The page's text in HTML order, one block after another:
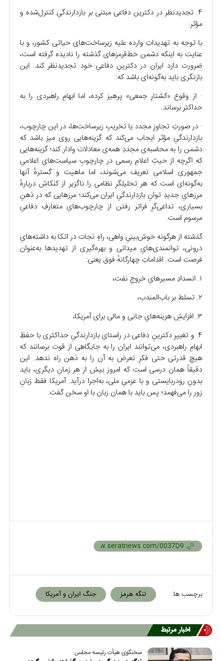
۴. تجدیدنظر در دکترین دفاعی مبتنی بر بازدارندگیِ کنترل‌شده و
مؤثر:
با توجه به تهدیداتِ وارده علیه زیرساخت‌های حیاتی کشور، و با
عنایت به اینکه دشمن خط‌قرمز‌های گذشته را نادیده گرفته است،
ضرورت دارد ایران در دکترینِ دفاعیِ خود تجدیدنظر کند. این
بازنگری باید به‌گونه‌ای باشد که:
· از وقوع «کشتارِ جمعی» پرهیز کرده، اما ابهامِ راهبردی را به
حداکثر برساند.
· در صورتِ تجاوزِ مجدد یا تخریبِ زیرساخت‌ها، در این چارچوب،
بازدارندگیِ مؤثر ایجاب می‌کند که گزینه‌هایی روی میز باشد که
دشمن را به محاسبه‌ی مجددِ همه‌ی معادلات وادار کند؛ گزینه‌هایی
که اگرچه از حیثِ اعلامِ رسمی در چارچوبِ سیاست‌هایِ اعلامیِ
جمهوری اسلامی تعریف می‌شوند، اما ماهیت و گسترهٔ آنها
به‌گونه‌ای است که هر تحلیلگرِ نظامی را ناگزیر از کنکاش دربارهٔ
مرزهایِ جدیدِ توانِ بازدارندگیِ ایران می‌کند؛ مرز‌هایی که در ذهنِ
بسیاری، تداعی‌گرِ فراتر رفتن از چارچوب‌هایِ متعارفِ دفاعیِ
مرسوم است.
گذشته از هرگونه خوش‌بینیِ واهی، راهِ نجات در اتکا به داشته‌هایِ
درونی، توانمندی‌هایِ میدانی و بهره‌گیری از تهدید‌ها به‌عنوان
فرصت است. اقداماتِ چهارگانهٔ فوق یعنی:
۱. انسدادِ مسیرهایِ خروجِ نفت،
۲. تسلط بر باب‌المندب،
۳. افزایشِ هزینه‌هایِ جانی و مالی برای آمریکا،
۴. و تغییرِ دکترینِ دفاعی در راستایِ بازدارندگیِ حداکثری با حفظِ
ابهامِ راهبردی، می‌توانند ایران را به جایگاهی از قوت برسانند که
هیچ قدرتی حتی فکرِ تعرض به آن را به ذهن راه ندهد. این
دقیقاً همان درسی است که امروز بیش از هر زمانِ دیگری، باید
بدونِ رودربایستی و با عزمیِ ملی، به‌اجرا درآید. آمریکا فقط زبانِ
زور را می‌فهمد؛ پس باید با همان زبان با او سخن گفت.
برچسب ها: تنگه هرمز جنگ ایران و آمریکا
اخبار مرتبط
سخنگوی هیأت رئیسه مجلس: